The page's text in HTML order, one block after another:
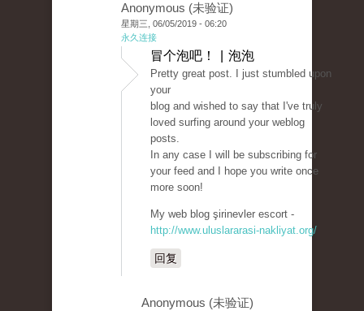
Anonymous (未验证)
星期三, 06/05/2019 - 06:20
永久连接
冒个泡吧！ | 泡泡
Pretty great post. I just stumbled upon
your
blog and wished to say that I've truly
loved surfing around your weblog
posts.
In any case I will be subscribing for
your feed and I hope you write once
more soon!
My web blog şirinevler escort -
http://www.uluslararasi-nakliyat.org/
回复
Anonymous (未验证)